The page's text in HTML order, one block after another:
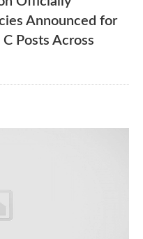
Announced for
Posts Across